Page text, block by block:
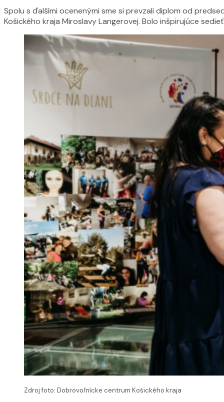
Spolu s ďalšími ocenenými sme si prevzali diplom od
Košického kraja Miroslavy Langerovej. Bolo inšpirujúce
Zdroj foto: Dobrovoľnícke centrum Košického kraja